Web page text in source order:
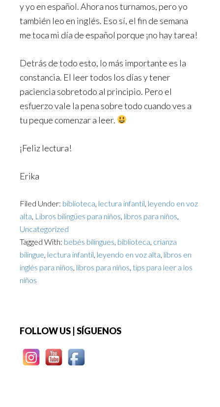
y yo en español. Ahora nos turnamos, pero yo
también leo en inglés. Eso sí, el fin de semana
me toca mi día de español porque ¡no hay tarea!
Detrás de todo esto, lo más importante es la
constancia. El leer todos los días y tener
paciencia sobretodo al principio. Pero el
esfuerzo vale la pena sobre todo cuando ves a
tu peque comenzar a leer.
¡Feliz lectura!
Erika
Filed Under: biblioteca lectura infantil leyendo en voz
alta Libros bilingües para niños libros para niños
Uncategorized
Tagged With: bebés bilingues biblioteca crianza
bilingue lectura infantil leyendo en voz alta libros en
inglés para niños libros para niños tips para leer a los
niños
FOLLOW US | SÍGUENOS